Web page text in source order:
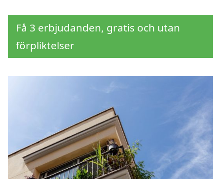
Få 3 erbjudanden, gratis och utan
förpliktelser